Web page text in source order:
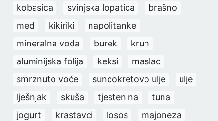
kobasica
svinjska lopatica
brašno
med
kikiriki
napolitanke
mineralna voda
burek
kruh
aluminijska folija
keksi
maslac
smrznuto voće
suncokretovo ulje
ulje
lješnjak
skuša tjestenina
tuna
jogurt
krastavci losos
majoneza